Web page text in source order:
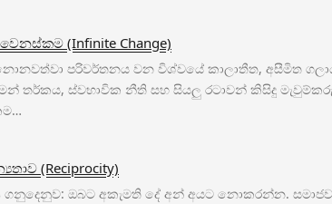
(Infinite Change)
පරිවර්තනය වන විශ්වයේ කාලාතීත, අසීමිත
තර්කය, ස්වභාවික නීති සහ සියලු රටාවන් කිසිදු
(Reciprocity)
ගනුදෙනුව: ඔබට අකැමති දේ අන් අයට නොකරන්න.